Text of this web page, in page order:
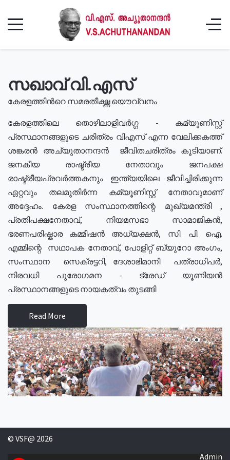
സഖാവ് വി.എസ്
കേരളത്തിൻറെ സമരതീക്ഷ്ണ യൌവ്വനം
കേരളത്തിലെ തൊഴിലാളിവർഗ്ഗ - കമ്യൂണിസ്റ്റ്
പ്രസ്ഥാനങ്ങളുടെ ചരിത്രം വിഎസ് എന്ന വേലിക്കകത്ത്
ശങ്കരൻ അച്യുതാനന്ദൻ ജീവിതചരിത്രം കൂടിയാണ്.
ജനകീയ രാഷ്ട്രീയ നേതാവും ജനപക്ഷ
രാഷ്ട്രീയപ്രവർത്തകനും ഇന്ത്യയിലെ ജീവിച്ചിരിക്കുന്ന
ഏറ്റവും തലമുതിർന്ന കമ്യൂണിസ്റ്റ് നേതാവുമാണ്
അദ്ദേഹം. കേരള സംസ്ഥാനത്തിന്റെ മുഖ്യമന്ത്രി ,
പ്രതിപക്ഷനേതാവ്, നിയമസഭാ സാമാജികൻ,
ഭരണപരിഷ്കാര കമ്മീഷൻ അധ്യക്ഷൻ, സി. പി. ഐ.
എമ്മിന്റെ സഥാപക നേതാവ്, പോളിറ്റ് ബ്യുറോ അംഗം,
സംസ്ഥാന സെക്രട്ടറി, ദേശാഭിമാനി പത്രാധിപർ,
നിരവധി പുരോഗമന - ട്രേഡ് യൂണിയൻ
പ്രസ്ഥാനങ്ങളുടെ നായകത്വം തുടങ്ങി
Read More
© VSF@ 2026
Admin